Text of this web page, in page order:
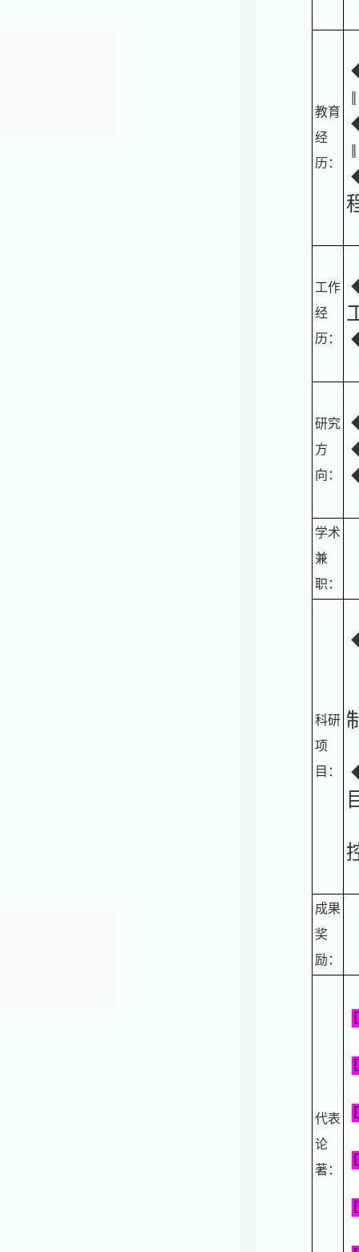
教育
经
历：
工作
经
历：
研究
方
向：
学术
兼
职：
科研
项
目：
成果
奖
励：
代表
论
著：